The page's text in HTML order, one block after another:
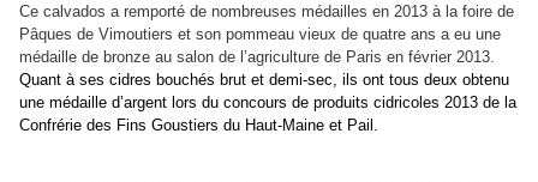
Ce calvados a remporté de nombreuses médailles en 2013 à la foire de
Pâques de Vimoutiers et son pommeau vieux de quatre ans a eu une
médaille de bronze au salon de l’agriculture de Paris en février 2013.
Quant à ses cidres bouchés brut et demi-sec, ils ont tous deux obtenu
une médaille d’argent lors du concours de produits cidricoles 2013 de la
Confrérie des Fins Goustiers du Haut-Maine et Pail.